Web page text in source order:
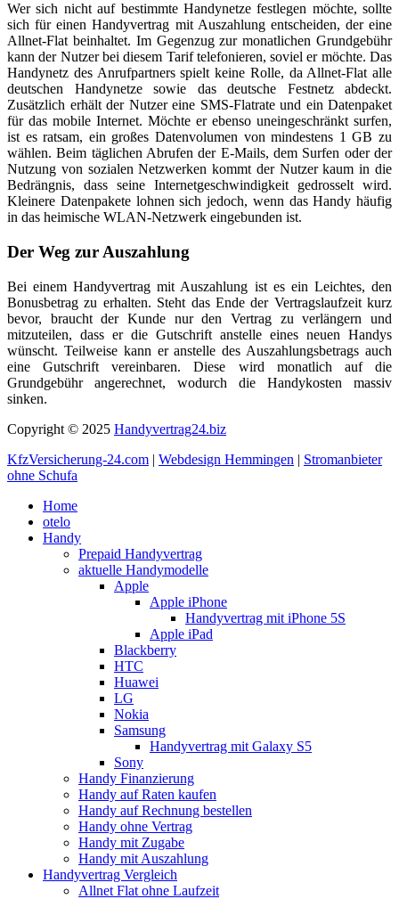
Wer sich nicht auf bestimmte Handynetze festlegen möchte, sollte
sich für einen Handyvertrag mit Auszahlung entscheiden, der eine
Allnet-Flat beinhaltet. Im Gegenzug zur monatlichen Grundgebühr
kann der Nutzer bei diesem Tarif telefonieren, soviel er möchte. Das
Handynetz des Anrufpartners spielt keine Rolle, da Allnet-Flat alle
deutschen Handynetze sowie das deutsche Festnetz abdeckt.
Zusätzlich erhält der Nutzer eine SMS-Flatrate und ein Datenpaket
für das mobile Internet. Möchte er ebenso uneingeschränkt surfen,
ist es ratsam, ein großes Datenvolumen von mindestens 1 GB zu
wählen. Beim täglichen Abrufen der E-Mails, dem Surfen oder der
Nutzung von sozialen Netzwerken kommt der Nutzer kaum in die
Bedrängnis, dass seine Internetgeschwindigkeit gedrosselt wird.
Kleinere Datenpakete lohnen sich jedoch, wenn das Handy häufig
in das heimische WLAN-Netzwerk eingebunden ist.
Der Weg zur Auszahlung
Bei einem Handyvertrag mit Auszahlung ist es ein Leichtes, den
Bonusbetrag zu erhalten. Steht das Ende der Vertragslaufzeit kurz
bevor, braucht der Kunde nur den Vertrag zu verlängern und
mitzuteilen, dass er die Gutschrift anstelle eines neuen Handys
wünscht. Teilweise kann er anstelle des Auszahlungsbetrags auch
eine Gutschrift vereinbaren. Diese wird monatlich auf die
Grundgebühr angerechnet, wodurch die Handykosten massiv
sinken.
Copyright © 2025 Handyvertrag24.biz
KfzVersicherung-24.com | Webdesign Hemmingen | Stromanbieter
ohne Schufa
Home
otelo
Handy
Prepaid Handyvertrag
aktuelle Handymodelle
Apple
Apple iPhone
Handyvertrag mit iPhone 5S
Apple iPad
Blackberry
HTC
Huawei
LG
Nokia
Samsung
Handyvertrag mit Galaxy S5
Sony
Handy Finanzierung
Handy auf Raten kaufen
Handy auf Rechnung bestellen
Handy ohne Vertrag
Handy mit Zugabe
Handy mit Auszahlung
Handyvertrag Vergleich
Allnet Flat ohne Laufzeit